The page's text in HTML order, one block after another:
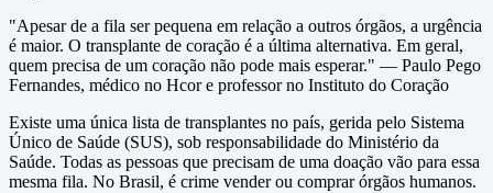
"Apesar de a fila ser pequena em relação a outros órgãos, a urgência
é maior. O transplante de coração é a última alternativa. Em geral,
quem precisa de um coração não pode mais esperar." — Paulo Pego
Fernandes, médico no Hcor e professor no Instituto do Coração
Existe uma única lista de transplantes no país, gerida pelo Sistema
Único de Saúde (SUS), sob responsabilidade do Ministério da
Saúde. Todas as pessoas que precisam de uma doação vão para essa
mesma fila. No Brasil, é crime vender ou comprar órgãos humanos.